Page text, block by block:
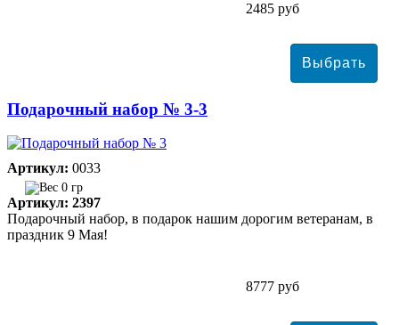
2485 руб
Подарочный набор № 3-3
Артикул: 0033
0 гр
Артикул: 2397
Подарочный набор, в подарок нашим дорогим ветеранам, в
праздник 9 Мая!
8777 руб